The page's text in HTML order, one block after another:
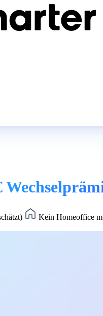
Kein Homeoffice